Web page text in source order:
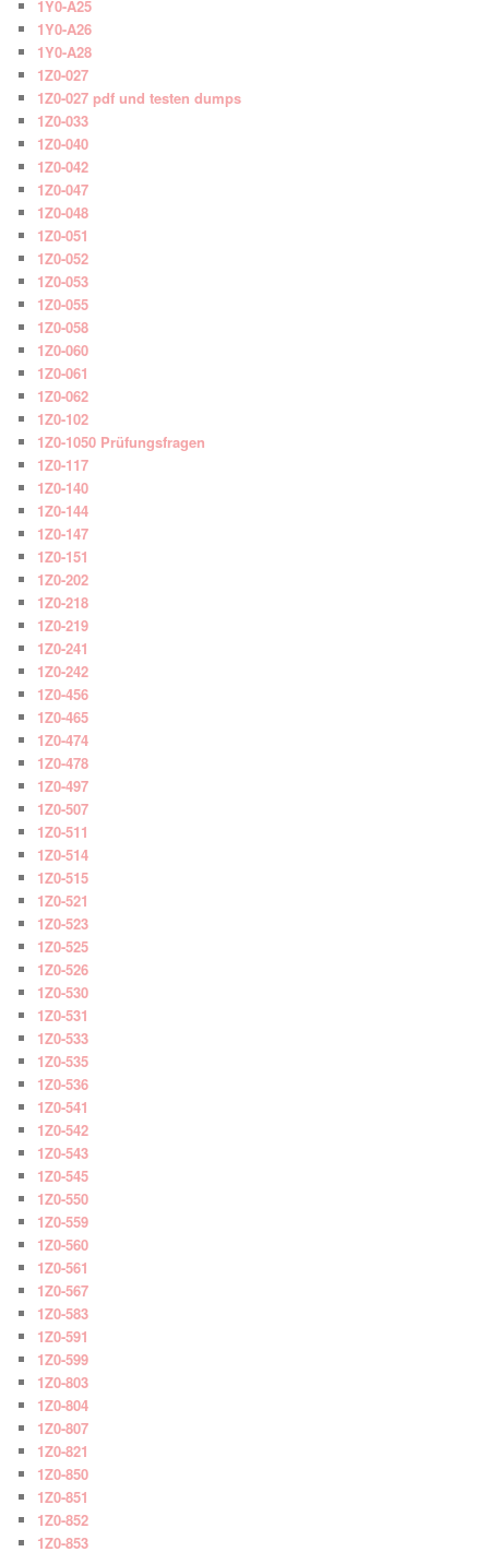
1Y0-A25
1Y0-A26
1Y0-A28
1Z0-027
1Z0-027 pdf und testen dumps
1Z0-033
1Z0-040
1Z0-042
1Z0-047
1Z0-048
1Z0-051
1Z0-052
1Z0-053
1Z0-055
1Z0-058
1Z0-060
1Z0-061
1Z0-062
1Z0-102
1Z0-1050 Prüfungsfragen
1Z0-117
1Z0-140
1Z0-144
1Z0-147
1Z0-151
1Z0-202
1Z0-218
1Z0-219
1Z0-241
1Z0-242
1Z0-456
1Z0-465
1Z0-474
1Z0-478
1Z0-497
1Z0-507
1Z0-511
1Z0-514
1Z0-515
1Z0-521
1Z0-523
1Z0-525
1Z0-526
1Z0-530
1Z0-531
1Z0-533
1Z0-535
1Z0-536
1Z0-541
1Z0-542
1Z0-543
1Z0-545
1Z0-550
1Z0-559
1Z0-560
1Z0-561
1Z0-567
1Z0-583
1Z0-591
1Z0-599
1Z0-803
1Z0-804
1Z0-807
1Z0-821
1Z0-850
1Z0-851
1Z0-852
1Z0-853